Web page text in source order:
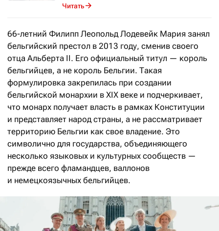
Читать
66-летний Филипп Леопольд Лодевейк Мария занял
бельгийский престол в 2013 году, сменив своего
отца Альберта II. Его официальный титул — король
бельгийцев, а не король Бельгии. Такая
формулировка закрепилась при создании
бельгийской монархии в XIX веке и подчеркивает,
что монарх получает власть в рамках Конституции
и представляет народ страны, а не рассматривает
территорию Бельгии как свое владение. Это
символично для государства, объединяющего
несколько языковых и культурных сообществ —
прежде всего фламандцев, валлонов
и немецкоязычных бельгийцев.